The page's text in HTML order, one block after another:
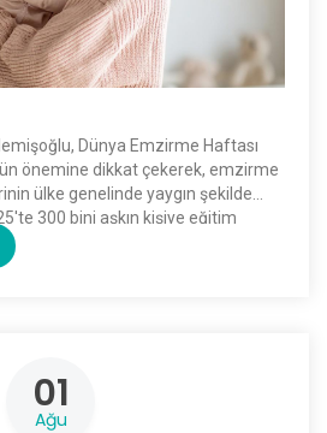
Dünya Emzirme Haftası
önemine dikkat çekerek, emzirme
ülke genelinde yaygın şekilde
300 bini aşkın kişiye eğitim
01
Ağu